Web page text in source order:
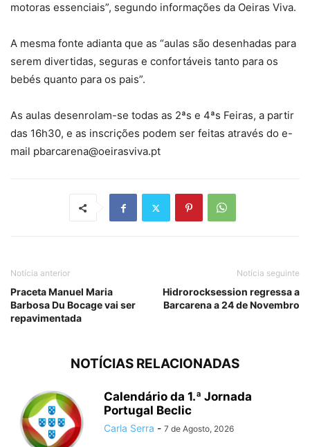
motoras essenciais”, segundo informações da Oeiras Viva.
A mesma fonte adianta que as “aulas são desenhadas para
serem divertidas, seguras e confortáveis tanto para os
bebés quanto para os pais”.
As aulas desenrolam-se todas as 2ªs e 4ªs Feiras, a partir
das 16h30, e as inscrições podem ser feitas através do e-
mail pbarcarena@oeirasviva.pt
Notícia anterior
Praceta Manuel Maria
Barbosa Du Bocage vai ser
repavimentada
Notícia seguinte
Hidrorocksession regressa a
Barcarena a 24 de Novembro
NOTÍCIAS RELACIONADAS
Calendário da 1.ª Jornada
Portugal Beclic
Carla Serra - 7 de Agosto, 2026